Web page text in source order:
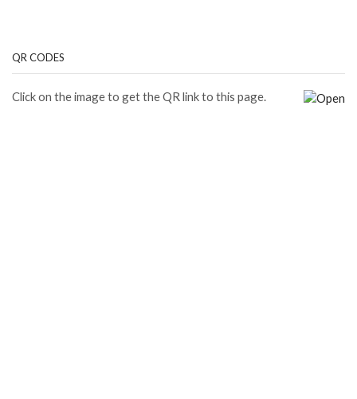
QR CODES
Click on the image to get the QR link to this page.